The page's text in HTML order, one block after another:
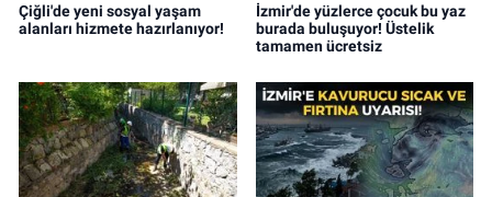
Çiğli'de yeni sosyal yaşam
alanları hizmete hazırlanıyor!
İzmir'de yüzlerce çocuk bu yaz
burada buluşuyor! Üstelik
tamamen ücretsiz